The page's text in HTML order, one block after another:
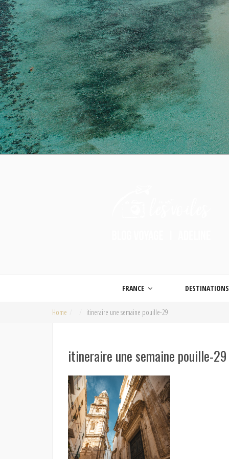
FRANCE DESTINATIONS
Home itineraire une semaine pouille-29
itineraire une semaine pouille-29